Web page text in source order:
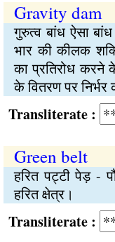
Gravity dam
गुरुत्व बांध ऐसा
भार की कीलक
का प्रतिरोध
के वितरण पर निर्भर
:
Green belt
हरित पट्‍टी पेड़ -
हरित क्षेत्र।
: